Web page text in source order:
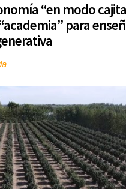
“en modo cajita
para